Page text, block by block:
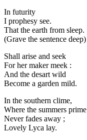
In futurity
I prophesy see.
That the earth from sleep.
(Grave the sentence deep)
Shall arise and seek
For her maker meek :
And the desart wild
Become a garden mild.
In the southern clime,
Where the summers prime
Never fades away ;
Lovely Lyca lay.